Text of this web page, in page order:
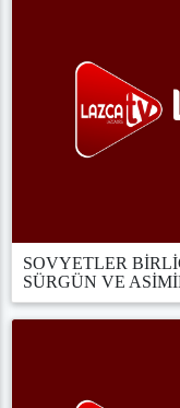
SOVYETLER
SÜRGÜN VE